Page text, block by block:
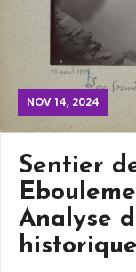
NOV 14, 2024
Sentier
Analyse